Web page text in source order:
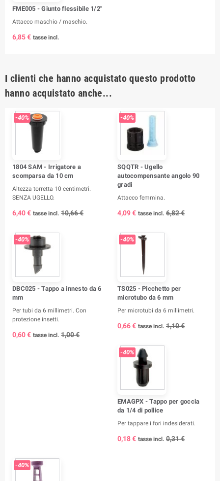
FME005 - Giunto flessibile 1/2"
Attacco maschio / maschio.
6,85 € tasse incl.
I clienti che hanno acquistato questo prodotto
hanno acquistato anche...
-40%
1804 SAM - Irrigatore a
scomparsa da 10 cm
Altezza torretta 10 centimetri.
SENZA UGELLO.
6,40 € tasse incl. 10,66 €
-40%
SQQTR - Ugello
autocompensante angolo 90
gradi
Attacco femmina.
4,09 € tasse incl. 6,82 €
-40%
DBC025 - Tappo a innesto da 6
mm
Per tubi da 6 millimetri. Con
protezione insetti.
0,60 € tasse incl. 1,00 €
-40%
TS025 - Picchetto per
microtubo da 6 mm
Per microtubi da 6 millimetri.
0,66 € tasse incl. 1,10 €
-40%
EMAGPX - Tappo per goccia
da 1/4 di pollice
Per tappare i fori indesiderati.
0,18 € tasse incl. 0,31 €
-40%